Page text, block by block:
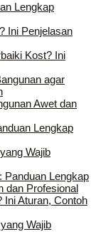
Lengkap
Ini Penjelasan
Kost? Ini
agar
Awet dan
Lengkap
Wajib
Panduan Lengkap
dan Profesional
Ini Aturan, Contoh
Wajib